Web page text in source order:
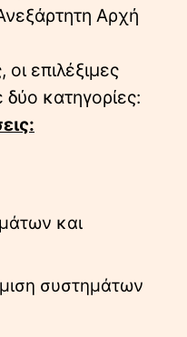
Αρχή
επιλέξιμες
δύο κατηγορίες:
και
συστημάτων